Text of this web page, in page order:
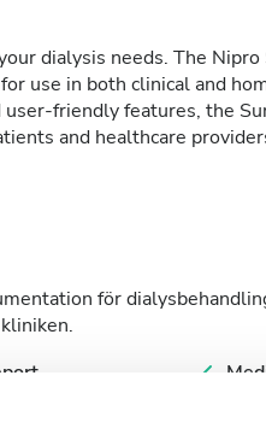
dialysis needs. The
use in both clinical and
friendly features, the
and healthcare
för